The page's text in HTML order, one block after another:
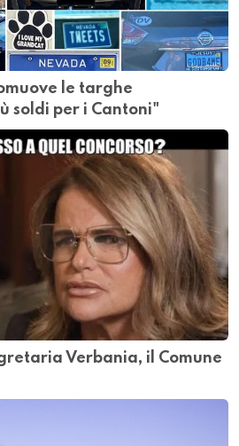
le targhe
soldi per i Cantoni"
Verbania, il Comune